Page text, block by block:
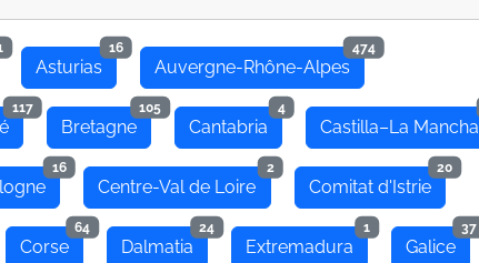
Asturias
16
Auvergne-Rhône-Alpes
474
117
Bretagne
105
Cantabria
4
Castilla–La Mancha
16
Centre-Val de Loire
2
Comitat d'Istrie
20
Corse
64
Dalmatia
24
Extremadura
1
Galice
37